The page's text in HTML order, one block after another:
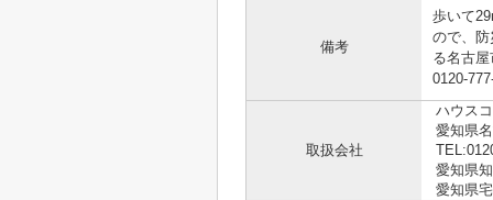
備考
歩いて
ので、
る名古
0120-
取扱会社
ハウス
愛知県
愛知県
愛知県